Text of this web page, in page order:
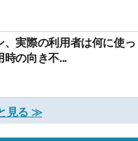
、実際の利用者は何に使っ
の向き不...
見る ≫